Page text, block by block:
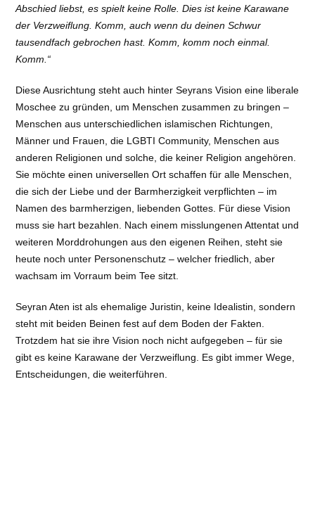
Abschied liebst, es spielt keine Rolle. Dies ist keine Karawane
der Verzweiflung. Komm, auch wenn du deinen Schwur
tausendfach gebrochen hast. Komm, komm noch einmal.
Komm.“
Diese Ausrichtung steht auch hinter Seyrans Vision eine liberale
Moschee zu gründen, um Menschen zusammen zu bringen –
Menschen aus unterschiedlichen islamischen Richtungen,
Männer und Frauen, die LGBTI Community, Menschen aus
anderen Religionen und solche, die keiner Religion angehören.
Sie möchte einen universellen Ort schaffen für alle Menschen,
die sich der Liebe und der Barmherzigkeit verpflichten – im
Namen des barmherzigen, liebenden Gottes. Für diese Vision
muss sie hart bezahlen. Nach einem misslungenen Attentat und
weiteren Morddrohungen aus den eigenen Reihen, steht sie
heute noch unter Personenschutz – welcher friedlich, aber
wachsam im Vorraum beim Tee sitzt.
Seyran Aten ist als ehemalige Juristin, keine Idealistin, sondern
steht mit beiden Beinen fest auf dem Boden der Fakten.
Trotzdem hat sie ihre Vision noch nicht aufgegeben – für sie
gibt es keine Karawane der Verzweiflung. Es gibt immer Wege,
Entscheidungen, die weiterführen.